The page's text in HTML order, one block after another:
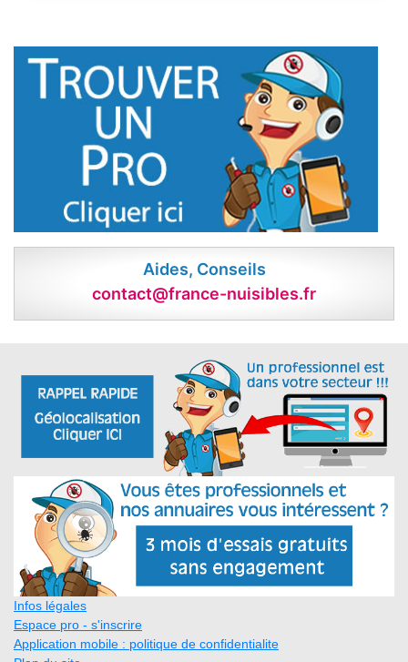
Aides, Conseils
contact@france-nuisibles.fr
Infos légales
Espace pro - s'inscrire
Application mobile : politique de confidentialite